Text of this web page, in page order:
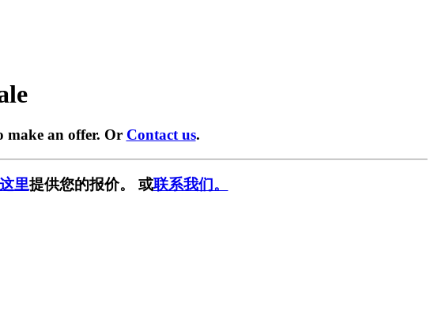
make an offer. Or Contact us.
里提供您的报价。 或联系我们。